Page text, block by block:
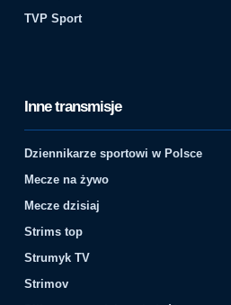
TVP Sport
Inne transmisje
Dziennikarze sportowi w Polsce
Mecze na żywo
Mecze dzisiaj
Strims top
Strumyk TV
Strimov